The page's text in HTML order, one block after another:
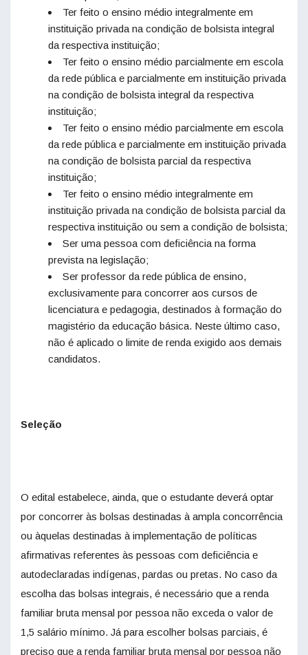
Ter feito o ensino médio integralmente em
instituição privada na condição de bolsista integral
da respectiva instituição;
Ter feito o ensino médio parcialmente em escola
da rede pública e parcialmente em instituição privada
na condição de bolsista integral da respectiva
instituição;
Ter feito o ensino médio parcialmente em escola
da rede pública e parcialmente em instituição privada
na condição de bolsista parcial da respectiva
instituição;
Ter feito o ensino médio integralmente em
instituição privada na condição de bolsista parcial da
respectiva instituição ou sem a condição de bolsista;
Ser uma pessoa com deficiência na forma
prevista na legislação;
Ser professor da rede pública de ensino,
exclusivamente para concorrer aos cursos de
licenciatura e pedagogia, destinados à formação do
magistério da educação básica. Neste último caso,
não é aplicado o limite de renda exigido aos demais
candidatos.
Seleção
O edital estabelece, ainda, que o estudante deverá optar
por concorrer às bolsas destinadas à ampla concorrência
ou àquelas destinadas à implementação de políticas
afirmativas referentes às pessoas com deficiência e
autodeclaradas indígenas, pardas ou pretas. No caso da
escolha das bolsas integrais, é necessário que a renda
familiar bruta mensal por pessoa não exceda o valor de
1,5 salário mínimo. Já para escolher bolsas parciais, é
preciso que a renda familiar bruta mensal por pessoa não